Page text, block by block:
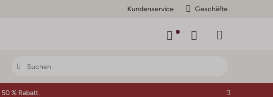
Kundenservice Geschäfte
50 % Rabatt.